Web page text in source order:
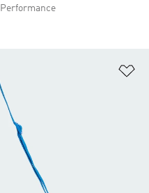
Performance